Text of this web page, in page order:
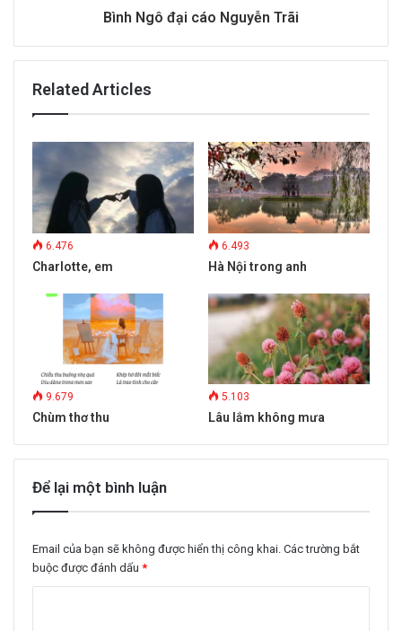
Bình Ngô đại cáo Nguyễn Trãi
Related Articles
6.476
Charlotte, em
6.493
Hà Nội trong anh
9.679
Chùm thơ thu
5.103
Lâu lắm không mưa
Để lại một bình luận
Email của bạn sẽ không được hiển thị công khai. Các trường bắt
buộc được đánh dấu *